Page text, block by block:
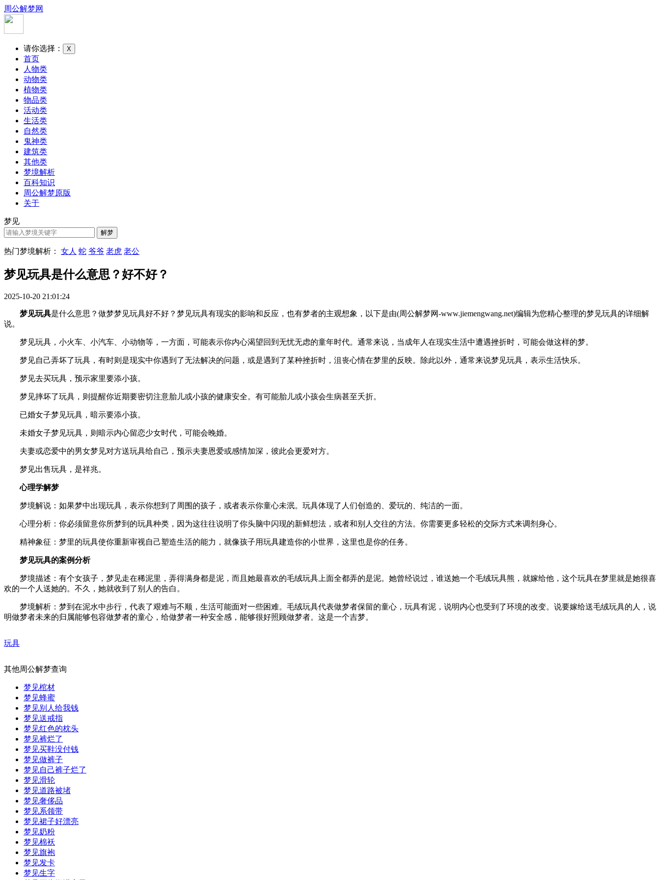
周公解梦网
请你选择： X
首页
人物类
动物类
植物类
物品类
活动类
生活类
自然类
鬼神类
建筑类
其他类
梦境解析
百科知识
周公解梦原版
关于
梦见
热门梦境解析： 女人 蛇 爷爷 老虎 老公
梦见玩具是什么意思？好不好？
2025-10-20 21:01:24
梦见玩具是什么意思？做梦梦见玩具好不好？梦见玩具有现实的影响和反应，也有梦者的主观想象，以下是由(周公解梦网-www.jiemengwang.net)编辑为您精心整理的梦见玩具的详细解
说。
梦见玩具，小火车、小汽车、小动物等，一方面，可能表示你内心渴望回到无忧无虑的童年时代。通常来说，当成年人在现实生活中遭遇挫折时，可能会做这样的梦。
梦见自己弄坏了玩具，有时则是现实中你遇到了无法解决的问题，或是遇到了某种挫折时，沮丧心情在梦里的反映。除此以外，通常来说梦见玩具，表示生活快乐。
梦见去买玩具，预示家里要添小孩。
梦见摔坏了玩具，则提醒你近期要密切注意胎儿或小孩的健康安全。有可能胎儿或小孩会生病甚至夭折。
已婚女子梦见玩具，暗示要添小孩。
未婚女子梦见玩具，则暗示内心留恋少女时代，可能会晚婚。
夫妻或恋爱中的男女梦见对方送玩具给自己，预示夫妻恩爱或感情加深，彼此会更爱对方。
梦见出售玩具，是祥兆。
心理学解梦
梦境解说：如果梦中出现玩具，表示你想到了周围的孩子，或者表示你童心未泯。玩具体现了人们创造的、爱玩的、纯洁的一面。
心理分析：你必须留意你所梦到的玩具种类，因为这往往说明了你头脑中闪现的新鲜想法，或者和别人交往的方法。你需要更多轻松的交际方式来调剂身心。
精神象征：梦里的玩具使你重新审视自己塑造生活的能力，就像孩子用玩具建造你的小世界，这里也是你的任务。
梦见玩具的案例分析
梦境描述：有个女孩子，梦见走在稀泥里，弄得满身都是泥，而且她最喜欢的毛绒玩具上面全都弄的是泥。她曾经说过，谁送她一个毛绒玩具熊，就嫁给他，这个玩具在梦里就是她很喜
欢的一个人送她的。不久，她就收到了别人的告白。
梦境解析：梦到在泥水中步行，代表了艰难与不顺，生活可能面对一些困难。毛绒玩具代表做梦者保留的童心，玩具有泥，说明内心也受到了环境的改变。说要嫁给送毛绒玩具的人，说
明做梦者未来的归属能够包容做梦者的童心，给做梦者一种安全感，能够很好照顾做梦者。这是一个吉梦。
玩具
其他周公解梦查询
梦见棺材
梦见蜂蜜
梦见别人给我钱
梦见送戒指
梦见红色的枕头
梦见裤烂了
梦见买鞋没付钱
梦见做裤子
梦见自己裤子烂了
梦见滑轮
梦见道路被堵
梦见奢侈品
梦见系领带
梦见裙子好漂亮
梦见奶粉
梦见棉袄
梦见旗袍
梦见发卡
梦见生字